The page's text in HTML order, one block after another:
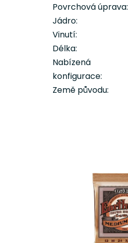
Povrchová úprava:
Jádro:
Vinutí:
Délka:
Nabízená
konfigurace:
Země původu: